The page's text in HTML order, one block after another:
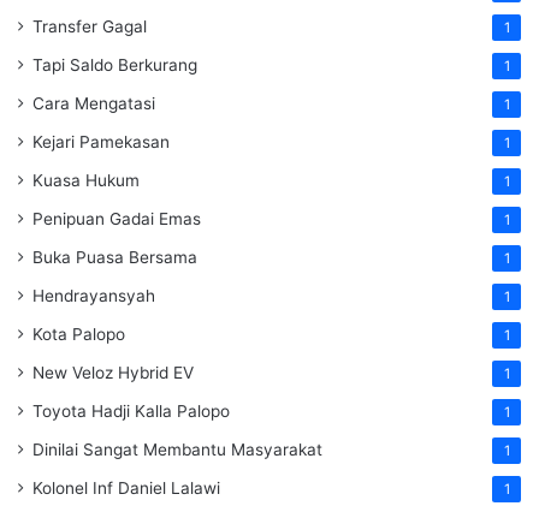
Transfer Gagal 1
Tapi Saldo Berkurang 1
Cara Mengatasi 1
Kejari Pamekasan 1
Kuasa Hukum 1
Penipuan Gadai Emas 1
Buka Puasa Bersama 1
Hendrayansyah 1
Kota Palopo 1
New Veloz Hybrid EV 1
Toyota Hadji Kalla Palopo 1
Dinilai Sangat Membantu Masyarakat 1
Kolonel Inf Daniel Lalawi 1